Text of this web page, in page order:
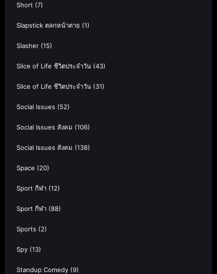
Short (7)
Slapstick ตลกหน้าตาย (1)
Slasher (15)
Slice of Life ชีวิตประจำวัน (43)
Slice of Life ชีวิตประจำวัน (31)
Social Issues (52)
Social Issues สังคม (106)
Social Issues สังคม (138)
Space (20)
Sport กีฬา (12)
Sport กีฬา (88)
Sports (2)
Spy (13)
Standup Comedy (9)